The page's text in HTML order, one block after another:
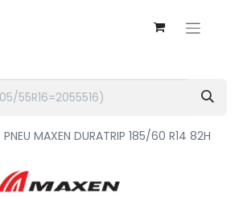
PNEU MAXEN DURATRIP 185/60 R14 82H